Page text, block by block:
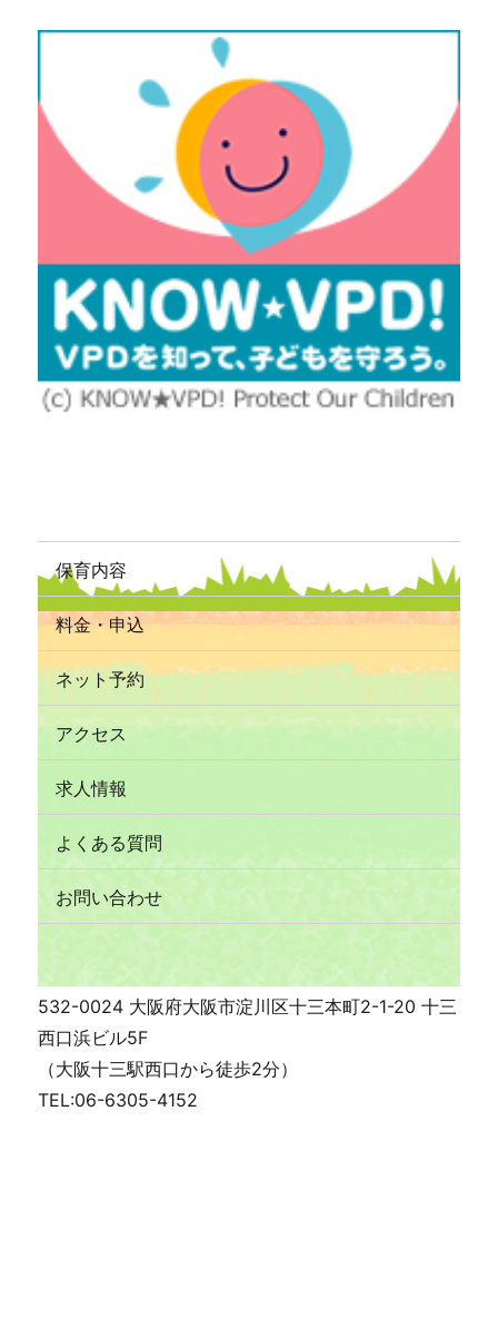
保育内容
料金・申込
ネット予約
アクセス
求人情報
よくある質問
お問い合わせ
532-0024 大阪府大阪市淀川区十三本町2-1-20 十三
西口浜ビル5F
（大阪十三駅西口から徒歩2分）
TEL:06-6305-4152